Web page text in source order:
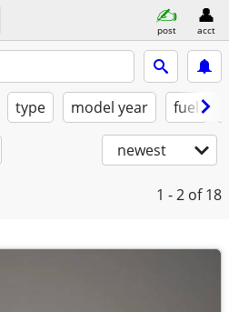
post acct
type model year fuel
newest
1 - 2 of 18